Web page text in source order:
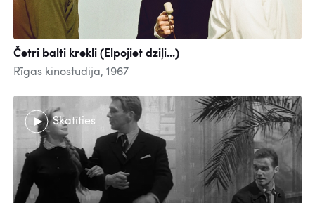
Četri balti krekli (Elpojiet dziļi...)
Rīgas kinostudija, 1967
Skatīties